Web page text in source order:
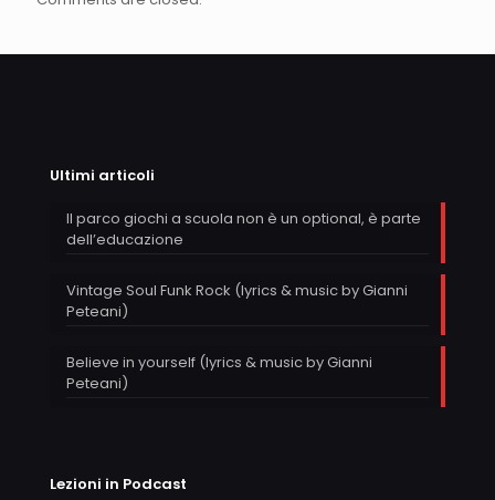
Ultimi articoli
Il parco giochi a scuola non è un optional, è parte
dell’educazione
Vintage Soul Funk Rock (lyrics & music by Gianni
Peteani)
Believe in yourself (lyrics & music by Gianni
Peteani)
Lezioni in Podcast